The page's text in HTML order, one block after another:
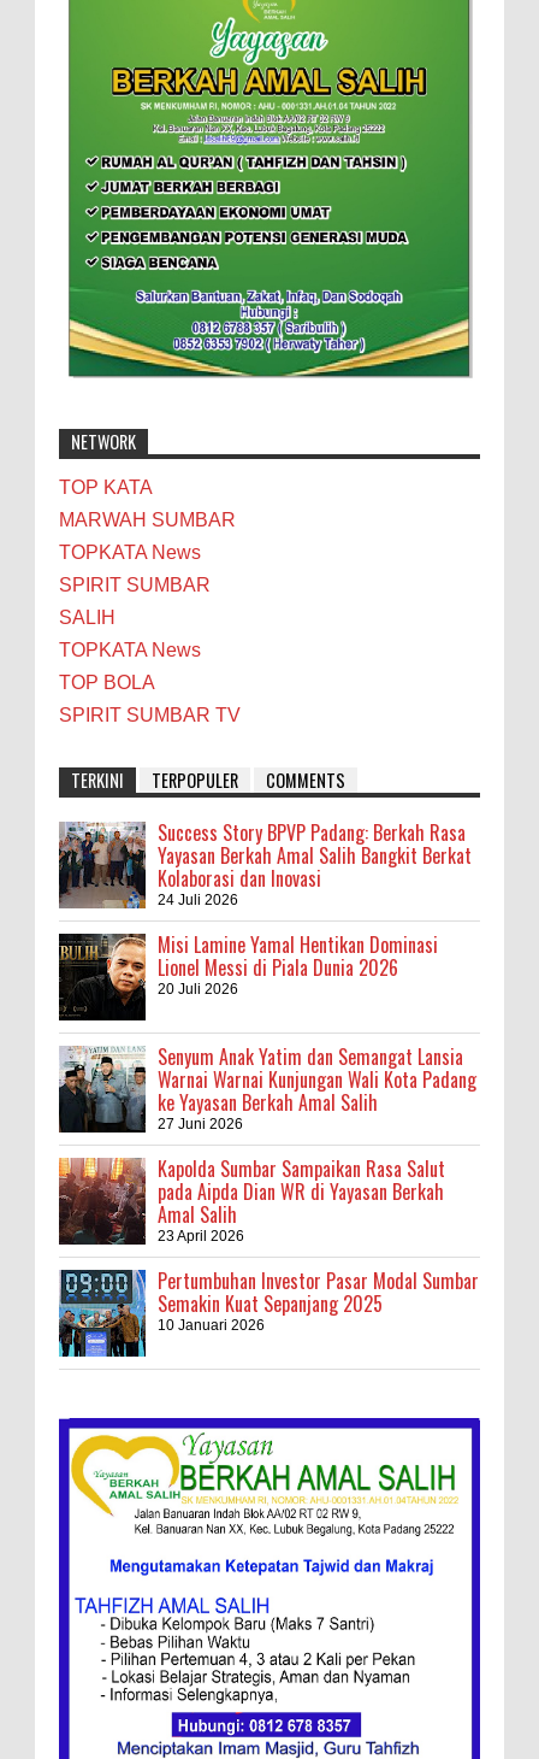
NETWORK
TOP KATA
MARWAH SUMBAR
TOPKATA News
SPIRIT SUMBAR
SALIH
TOPKATA News
TOP BOLA
SPIRIT SUMBAR TV
TERKINI TERPOPULER COMMENTS
Success Story BPVP Padang: Berkah Rasa
Yayasan Berkah Amal Salih Bangkit Berkat
Kolaborasi dan Inovasi
24 Juli 2026
Misi Lamine Yamal Hentikan Dominasi
Lionel Messi di Piala Dunia 2026
20 Juli 2026
Senyum Anak Yatim dan Semangat Lansia
Warnai Warnai Kunjungan Wali Kota Padang
ke Yayasan Berkah Amal Salih
27 Juni 2026
Kapolda Sumbar Sampaikan Rasa Salut
pada Aipda Dian WR di Yayasan Berkah
Amal Salih
23 April 2026
Pertumbuhan Investor Pasar Modal Sumbar
Semakin Kuat Sepanjang 2025
10 Januari 2026
Kebakaran Hebat, Israel Dapat Cobaan
Ini Resep Bubur Terik, Kuliner Khas Jawa
Tengah